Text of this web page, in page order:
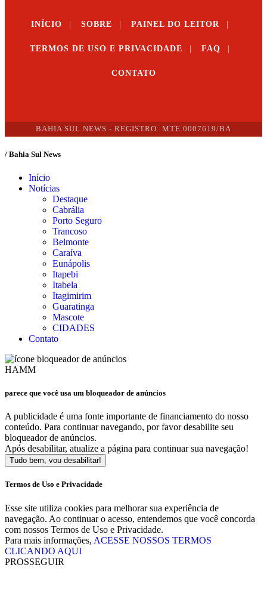
INÍCIO | SOBRE | PAINEL DO LEITOR |
TERMOS DE USO E PRIVACIDADE | FAQ |
CONTATO
BAHIA SUL NEWS - REGISTRO: MTE 0007619/BA
/ Bahia Sul News
Início
Notícias
Destaque
Cabrália
Porto Seguro
Trancoso
Belmonte
Caraíva
Eunápolis
Itapebi
Itabela
Itagimirim
Guaratinga
Mascote
CIDADES
Contato
HAMM
parece que você usa um bloqueador de anúncios
A publicidade é uma fonte importante de financiamento do nosso
conteúdo. Para continuar navegando, por favor desabilite seu
bloqueador de anúncios.
Após desabilitar, atualize a página para continuar sua navegação!
Tudo bem, vou desabilitar!
Termos de Uso e Privacidade
Esse site utiliza cookies para melhorar sua experiência de
navegação. Ao continuar o acesso, entendemos que você concorda
com nossos Termos de Uso e Privacidade.
Para mais informações, ACESSE NOSSOS TERMOS
CLICANDO AQUI
PROSSEGUIR